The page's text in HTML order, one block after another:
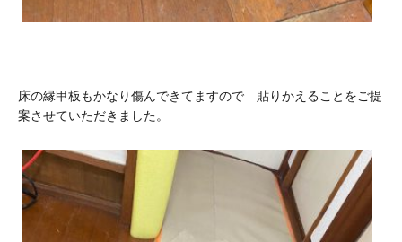
床の縁甲板もかなり傷んできてますので 貼りかえることをご提
案させていただきました。